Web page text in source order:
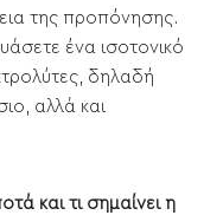
της προπόνησης.
ένα ισοτονικό
δηλαδή
αλλά και
και τι σημαίνει η